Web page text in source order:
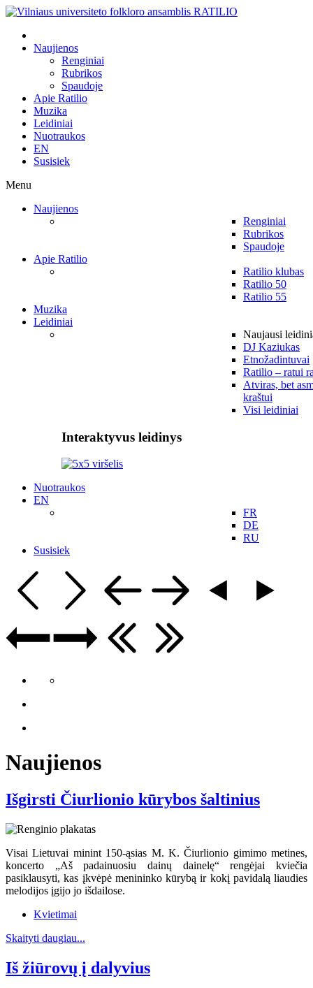
Naujienos
Renginiai
Rubrikos
Spaudoje
Apie Ratilio
Muzika
Leidiniai
Nuotraukos
EN
Susisiek
Menu
Naujienos
Renginiai
Rubrikos
Spaudoje
Apie Ratilio
Ratilio klubas
Ratilio 50
Ratilio 55
Muzika
Leidiniai
Naujausi
DJ Kaziukas
Etnožadintuvai
Ratilio – ratui
Atviras, bet
kraštui
Visi leidiniai
Interaktyvus leidinys
Nuotraukos
EN
FR
DE
RU
Susisiek
Naujienos
Išgirsti Čiurlionio kūrybos šaltinius
Visai Lietuvai minint 150-ąsias M. K. Čiurlionio gimimo metines,
koncerto „Aš padainuosiu dainų dainelę“ rengėjai kviečia
pasiklausyti, kas įkvėpė menininko kūrybą ir kokį pavidalą liaudies
melodijos įgijo jo išdailose.
Kvietimai
Skaityti daugiau...
Iš žiūrovų į dalyvius